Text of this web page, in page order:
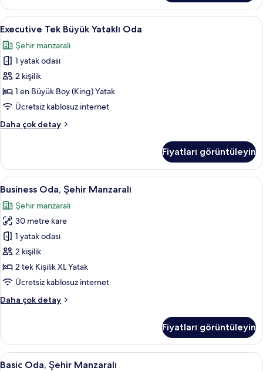
Oda
hakkında
daha
detay
Executive
Tek
Büyük
Yataklı
Oda
için
tüm
görün
Kuştüyü yorgan, minibar, odada kasa,
6
Executive Tek Büyük Yataklı Oda
Şehir manzaralı
1 yatak odası
2 kişilik
1 en Büyük Boy (King) Yatak
Ücretsiz kablosuz internet
Daha çok detay
Executive
Oda
hakkında
daha
detay
Fiyatları görüntüleyin
Business
Oda,
Şehir
Manzaralı
için
tüm
fotoğrafları
görün
Kuştüyü yorgan, minibar, odada kasa,
5
Business Oda, Şehir Manzaralı
Şehir manzaralı
30 metre kare
1 yatak odası
2 kişilik
2 tek Kişilik XL Yatak
Ücretsiz kablosuz internet
Daha çok detay
Business
hakkında
daha
fazla
Fiyatları görüntüleyin
Basic
Basic Oda, Şehir Manzaralı |
5
Basic Oda, Şehir Manzaralı